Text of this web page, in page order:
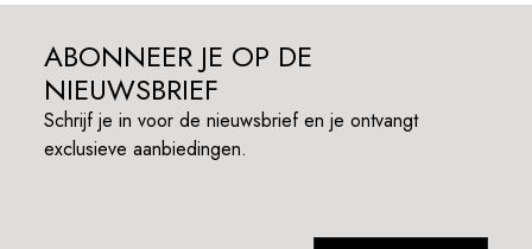
ABONNEER JE OP DE
NIEUWSBRIEF
Schrijf je in voor de nieuwsbrief en je ontvangt
exclusieve aanbiedingen.